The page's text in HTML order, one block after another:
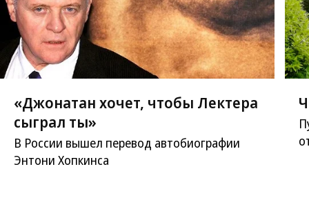
«Джонатан хочет, чтобы Лектера
сыграл ты»
В России вышел перевод автобиографии
Энтони Хопкинса